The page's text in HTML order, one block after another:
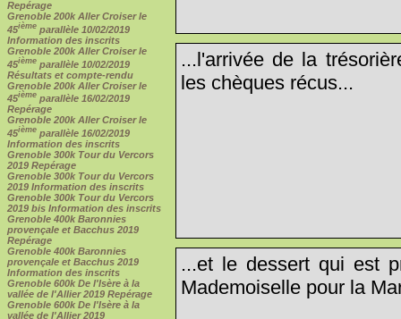
Repérage
Grenoble 200k Aller Croiser le
45ième parallèle 10/02/2019
Information des inscrits
Grenoble 200k Aller Croiser le
45ième parallèle 10/02/2019
Résultats et compte-rendu
Grenoble 200k Aller Croiser le
45ième parallèle 16/02/2019
Repérage
Grenoble 200k Aller Croiser le
45ième parallèle 16/02/2019
Information des inscrits
Grenoble 300k Tour du Vercors
2019 Repérage
Grenoble 300k Tour du Vercors
2019 Information des inscrits
Grenoble 300k Tour du Vercors
2019 bis Information des inscrits
Grenoble 400k Baronnies
provençale et Bacchus 2019
Repérage
Grenoble 400k Baronnies
provençale et Bacchus 2019
Information des inscrits
Grenoble 600k De l'Isère à la
vallée de l'Allier 2019 Repérage
Grenoble 600k De l'Isère à la
vallée de l'Allier 2019
...l'arrivée de la
les chèques récus...
...et le dessert qui est
Mademoiselle pour la